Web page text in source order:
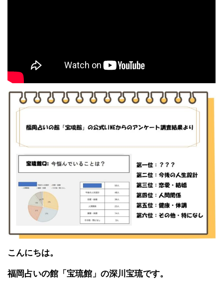
こんにちは。
福岡占いの館「宝琉館」の深川宝琉です。